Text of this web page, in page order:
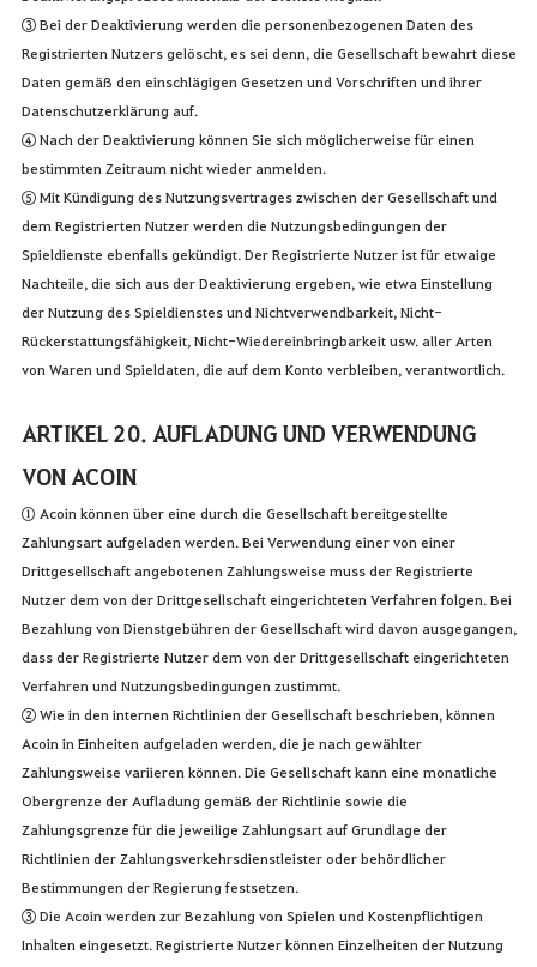
③ Bei der Deaktivierung werden die personenbezogenen Daten des
Registrierten Nutzers gelöscht, es sei denn, die Gesellschaft bewahrt diese
Daten gemäß den einschlägigen Gesetzen und Vorschriften und ihrer
Datenschutzerklärung auf.
④ Nach der Deaktivierung können Sie sich möglicherweise für einen
bestimmten Zeitraum nicht wieder anmelden.
⑤ Mit Kündigung des Nutzungsvertrages zwischen der Gesellschaft und
dem Registrierten Nutzer werden die Nutzungsbedingungen der
Spieldienste ebenfalls gekündigt. Der Registrierte Nutzer ist für etwaige
Nachteile, die sich aus der Deaktivierung ergeben, wie etwa Einstellung
der Nutzung des Spieldienstes und Nichtverwendbarkeit, Nicht-
Rückerstattungsfähigkeit, Nicht-Wiedereinbringbarkeit usw. aller Arten
von Waren und Spieldaten, die auf dem Konto verbleiben, verantwortlich.
ARTIKEL 20. AUFLADUNG UND VERWENDUNG
VON ACOIN
① Acoin können über eine durch die Gesellschaft bereitgestellte
Zahlungsart aufgeladen werden. Bei Verwendung einer von einer
Drittgesellschaft angebotenen Zahlungsweise muss der Registrierte
Nutzer dem von der Drittgesellschaft eingerichteten Verfahren folgen. Bei
Bezahlung von Dienstgebühren der Gesellschaft wird davon ausgegangen,
dass der Registrierte Nutzer dem von der Drittgesellschaft eingerichteten
Verfahren und Nutzungsbedingungen zustimmt.
② Wie in den internen Richtlinien der Gesellschaft beschrieben, können
Acoin in Einheiten aufgeladen werden, die je nach gewählter
Zahlungsweise variieren können. Die Gesellschaft kann eine monatliche
Obergrenze der Aufladung gemäß der Richtlinie sowie die
Zahlungsgrenze für die jeweilige Zahlungsart auf Grundlage der
Richtlinien der Zahlungsverkehrsdienstleister oder behördlicher
Bestimmungen der Regierung festsetzen.
③ Die Acoin werden zur Bezahlung von Spielen und Kostenpflichtigen
Inhalten eingesetzt. Registrierte Nutzer können Einzelheiten der Nutzung